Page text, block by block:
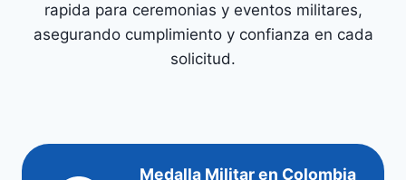
rapida para ceremonias y eventos militares,
asegurando cumplimiento y confianza en cada
solicitud.
Medalla Militar en Colombia